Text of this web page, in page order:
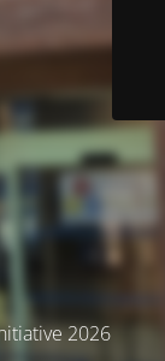
2026